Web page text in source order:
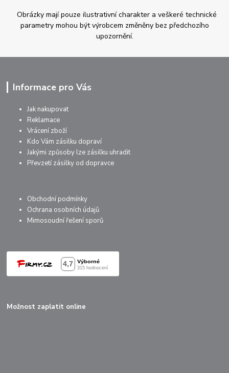
Obrázky mají pouze ilustrativní charakter a veškeré technické
parametry mohou být výrobcem změněny bez předchozího
upozornění.
Informace pro Vás
Jak nakupovat
Reklamace
Vrácení zboží
Kdo Vám zásilku dopraví
Jakými způsoby lze zásilku uhradit
Převzetí zásilky od dopravce
Obchodní podmínky
Ochrana osobních údajů
Mimosoudní řešení sporů
Možnost zaplatit online